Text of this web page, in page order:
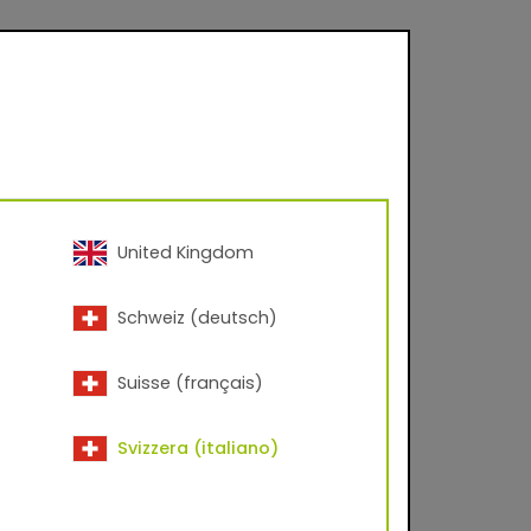
United Kingdom
Schweiz (deutsch)
Suisse (français)
Svizzera (italiano)